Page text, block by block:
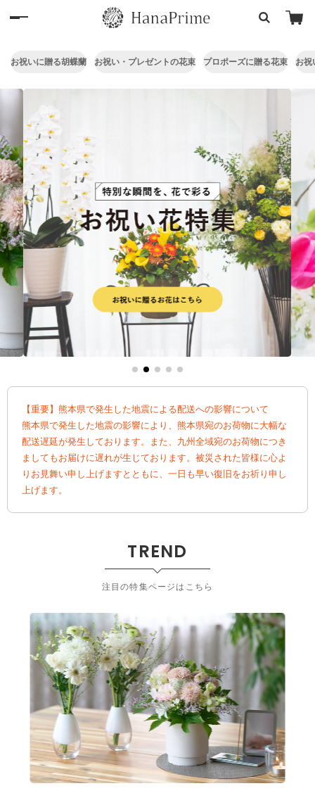
お祝いに贈る胡蝶蘭 お祝い・プレゼントの花束 プロポーズに贈る花束 お祝
【重要】熊本県で発生した地震による配送への影響について
熊本県で発生した地震の影響により、熊本県宛のお荷物に大幅な
配送遅延が発生しております。また、九州全域宛のお荷物につき
ましてもお届けに遅れが生じております。被災された皆様に心よ
りお見舞い申し上げますとともに、一日も早い復旧をお祈り申し
上げます。
TREND
注目の特集ページはこちら